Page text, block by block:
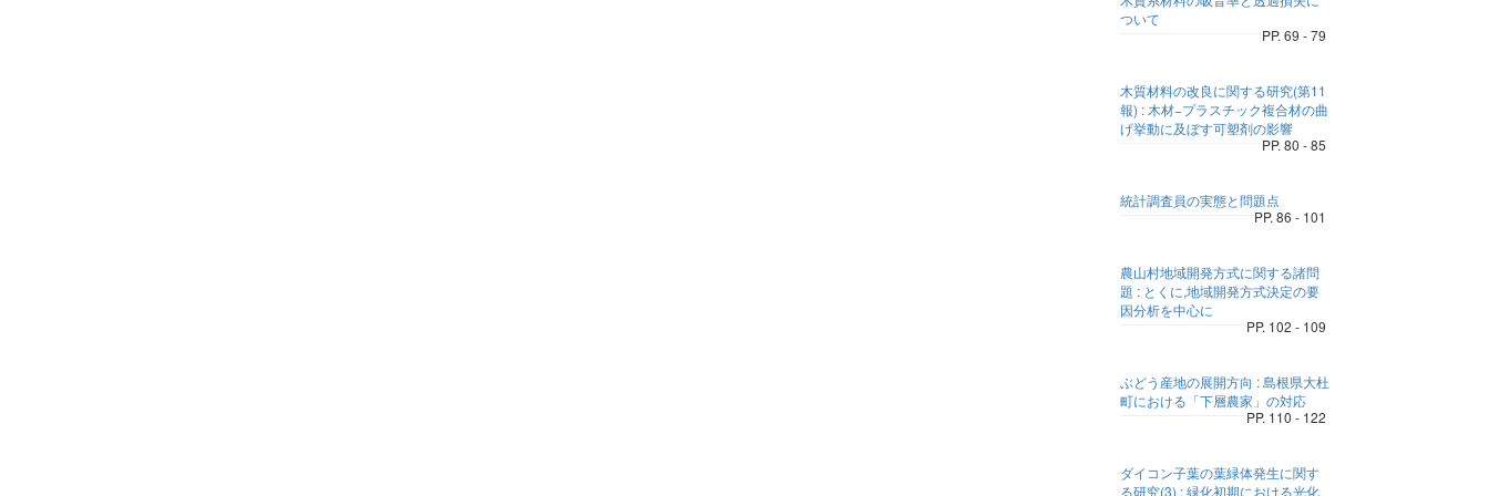
ついて
PP. 69 - 79
木質材料の改良に関する研究(第11
報) : 木材−プラスチック複合材の曲
げ挙動に及ぼす可塑剤の影響
PP. 80 - 85
統計調査員の実態と問題点
PP. 86 - 101
農山村地域開発方式に関する諸問
題 : とくに,地域開発方式決定の要
因分析を中心に
PP. 102 - 109
ぶどう産地の展開方向 : 島根県大杜
町における「下層農家」の対応
PP. 110 - 122
ダイコン子葉の葉緑体発生に関す
る研究(3) : 緑化初期における光化